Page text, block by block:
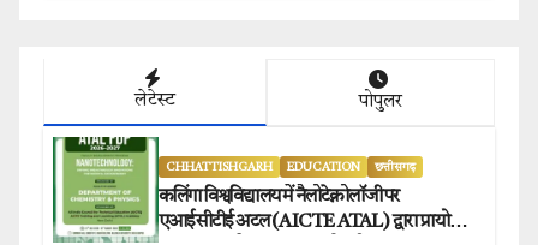
लेटेस्ट पोपुलर
CHHATTISHGARH EDUCATION छत्तीसगढ़
कलिंगा विश्वविद्यालय में नैलोटेक्नोलॉजी पर
एआईसीटीई अटल (AICTE ATAL) द्वारा प्रायोजित